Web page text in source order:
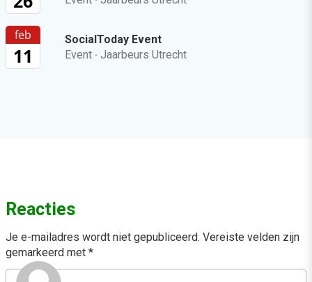
feb
11
SocialToday Event
Event · Jaarbeurs Utrecht
Reacties
Je e-mailadres wordt niet gepubliceerd. Vereiste velden zijn
gemarkeerd met *